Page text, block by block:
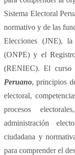
Y
RENIEC
cantidad
Sistema Electoral
normativo y de las
Elecciones (JNE),
(ONPE) y el
(RENIEC). El curso
Peruano, principios
electoral,
procesos
administración
ciudadana y
para comprender el